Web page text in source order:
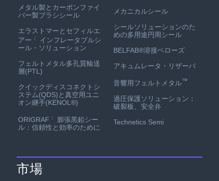
メタル製とカーボンファイ
バー製ブラシシール
エラストマーとセフィルエ
アー ：
インフレータブルシ
ール・ソリューション
フェルトメタル多孔質輸送
層(PTL)
クイックディスコネクトシ
ステム(QDS)と真空用ユニ
オン継手(KENOL®)
ORIGRAF ：
膨張黒鉛シー
ル：信頼性と効率のために
メカニカルシール
シールソリューションのた
めの多用途円周シール
BELFAB®溶接ベローズ
アキュムレータ・リザーバ
音響用フェルトメタル™
過圧保護ソリューション：
破裂板、安全弁
Technetics Semi
市場